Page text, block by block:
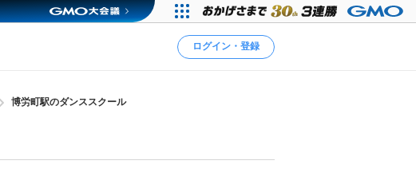
ログイン・登録
博労町駅のダンススクール